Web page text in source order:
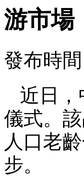
游市場
發布時間
近日，
儀式。
人口老
步。